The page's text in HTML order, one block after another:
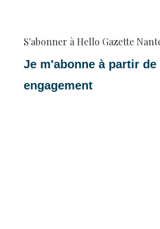
S'abonner à Hello Gazette
Je m'abonne à partir
engagement